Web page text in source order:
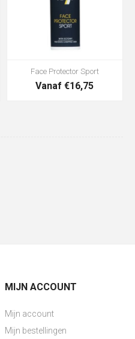
Face Protector Sport
Vanaf €16,75
MIJN ACCOUNT
Mijn account
Mijn bestellingen